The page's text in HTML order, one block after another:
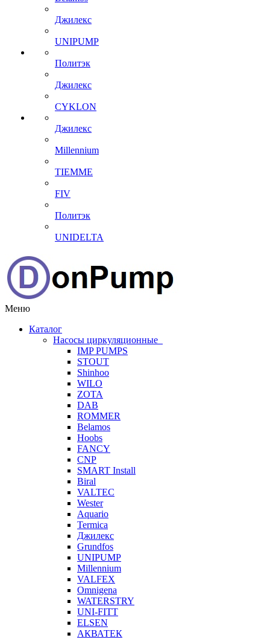
Джилекс
UNIPUMP
Политэк
Джилекс
CYKLON
Джилекс
Millennium
TIEMME
FIV
Политэк
UNIDELTA
Меню
Каталог
Насосы циркуляционные
IMP PUMPS
STOUT
Shinhoo
WILO
ZOTA
DAB
ROMMER
Belamos
Hoobs
FANCY
CNP
SMART Install
Biral
VALTEC
Wester
Aquario
Termica
Джилекс
Grundfos
UNIPUMP
Millennium
VALFEX
Omnigena
WATERSTRY
UNI-FITT
ELSEN
АКВАТЕК